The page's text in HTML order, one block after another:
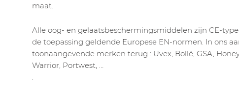
maat.
Alle oog- en gelaatsbeschermingsmiddelen zijn CE-
de toepassing geldende Europese EN-normen. In ons
toonaangevende merken terug : Uvex, Bollé, GSA,
Warrior, Portwest, …
.